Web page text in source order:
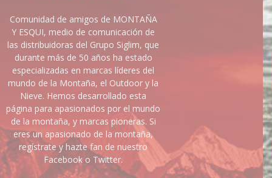
Comunidad de amigos de MONTAÑA
Y ESQUI, medio de comunicación de
las distribuidoras del Grupo Siglim, que
durante más de 50 años ha estado
especializadas en marcas líderes del
mundo de la Montaña, el Outdoor y la
Nieve. Hemos desarrollado esta
página para apasionados por el mundo
de la montaña, y marcas pioneras. Si
eres un apasionado de la montaña,
regístrate y hazte fan de nuestro
Facebook o Twitter.